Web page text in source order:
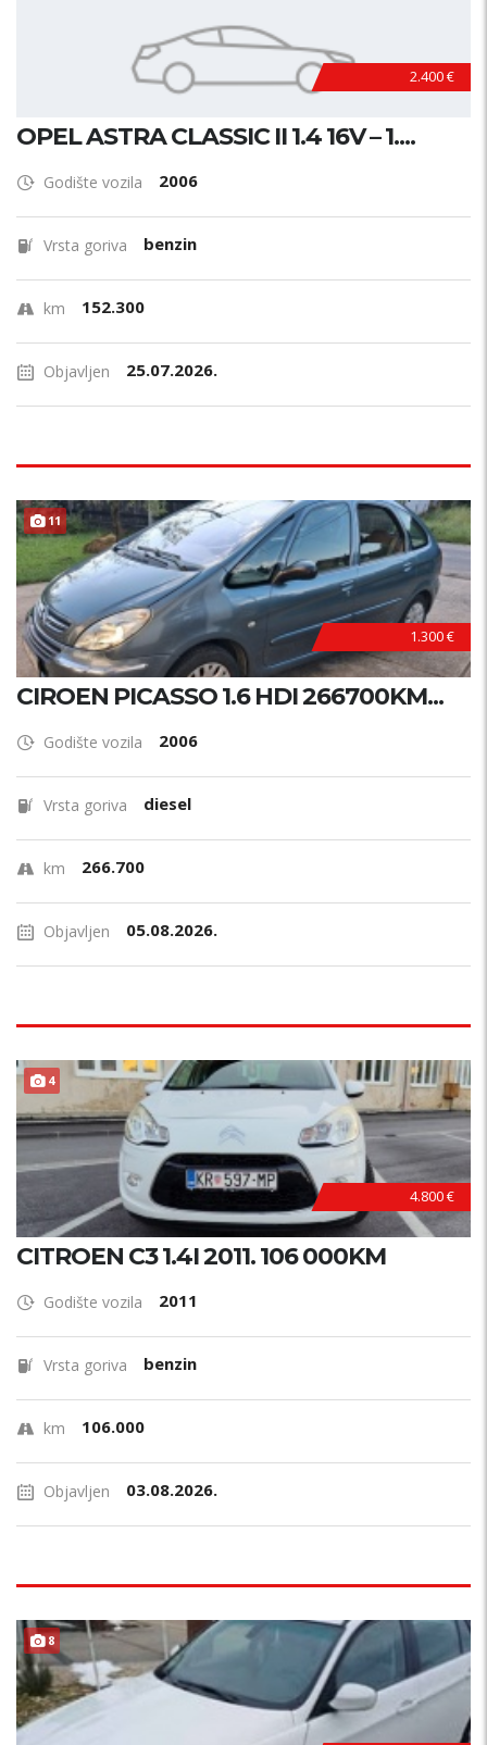
2.400 €
OPEL ASTRA CLASSIC II 1.4 16V – 1....
Godište vozila 2006
Vrsta goriva benzin
km 152.300
Objavljen 25.07.2026.
11
1.300 €
CIROEN PICASSO 1.6 HDI 266700KM...
Godište vozila 2006
Vrsta goriva diesel
km 266.700
Objavljen 05.08.2026.
4
4.800 €
CITROEN C3 1.4I 2011. 106 000KM
Godište vozila 2011
Vrsta goriva benzin
km 106.000
Objavljen 03.08.2026.
8